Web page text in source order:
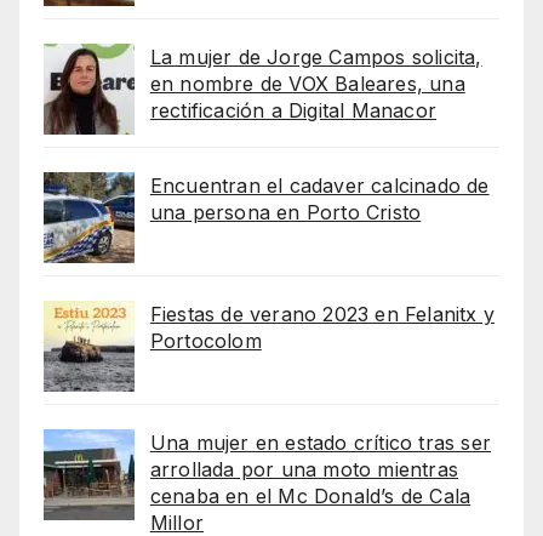
La mujer de Jorge Campos solicita,
en nombre de VOX Baleares, una
rectificación a Digital Manacor
Encuentran el cadaver calcinado de
una persona en Porto Cristo
Fiestas de verano 2023 en Felanitx y
Portocolom
Una mujer en estado crítico tras ser
arrollada por una moto mientras
cenaba en el Mc Donald’s de Cala
Millor